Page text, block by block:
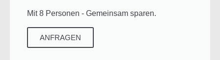
Mit 8 Personen - Gemeinsam sparen.
ANFRAGEN